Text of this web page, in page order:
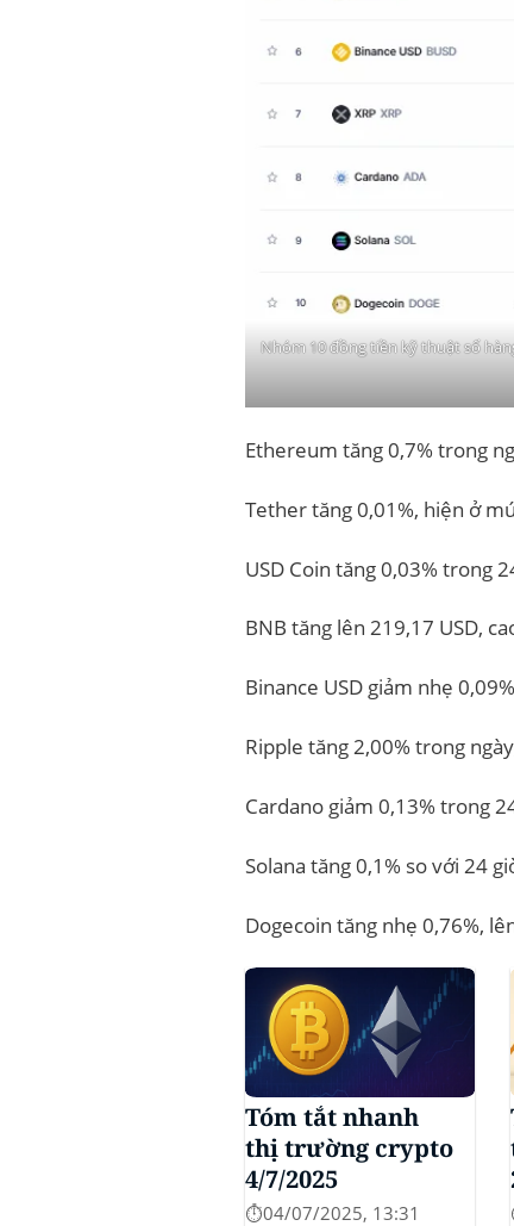
Nhóm 10 đồng tiền kỹ thuật số
Ethereum tăng 0,7% trong
Tether tăng 0,01%, hiện ở
USD Coin tăng 0,03% trong
BNB tăng lên 219,17 USD,
Binance USD giảm nhẹ
Ripple tăng 2,00% trong
Cardano giảm 0,13% trong
Solana tăng 0,1% so với 24
Dogecoin tăng nhẹ 0,76%,
Tóm tắt nhanh
thị trường crypto
4/7/2025
⏱️04/07/2025, 13:31